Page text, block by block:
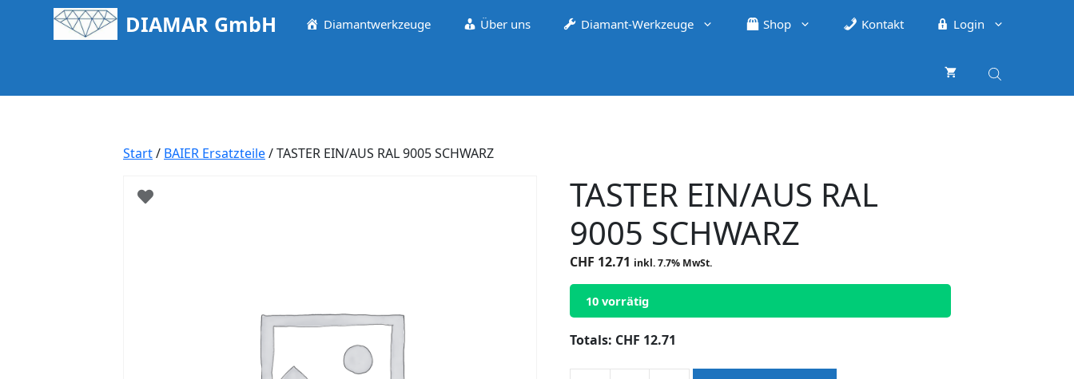
DIAMAR GmbH Diamantwerkzeuge Über uns Diamant-Werkzeuge Shop Kontakt Login
Start/ BAIER Ersatzteile/ TASTER EIN/AUS RAL 9005 SCHWARZ
TASTER EIN/AUS RAL
9005 SCHWARZ
CHF 12.71 inkl. 7.7% MwSt.
10 vorrätig
Totals: CHF 12.71